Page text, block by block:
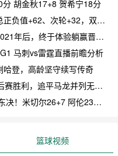
胡金秋17+8 贺希宁18分
、次轮+32，双数据领跑骑士全队
后，终于体验躺赢晋级滋味
马刺vs雷霆直播前瞻分析
登，高龄坚守续写传奇
追平马龙并列无冠球员历史第一
阿伦23分 梅里尔23分 詹金斯17分
篮球视频